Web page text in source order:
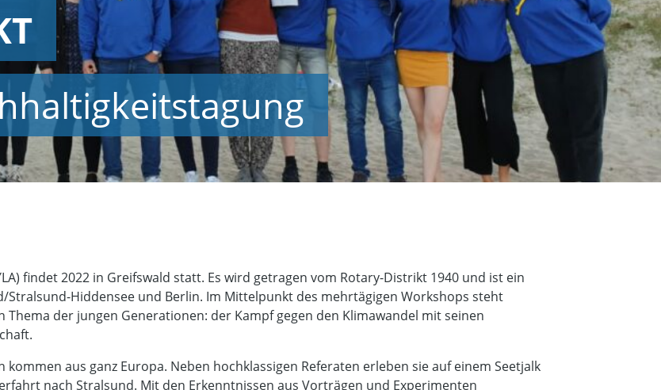
findet 2022 in Greifswald statt. Es wird getragen vom Rotary-Distrikt 1940 und ist ein
Stralsund-Hiddensee und Berlin. Im Mittelpunkt des mehrtägigen Workshops steht
Thema der jungen Generationen: der Kampf gegen den Klimawandel mit seinen
kommen aus ganz Europa. Neben hochklassigen Referaten erleben sie auf einem Seetjalk
nach Stralsund. Mit den Erkenntnissen aus Vorträgen und Experimenten